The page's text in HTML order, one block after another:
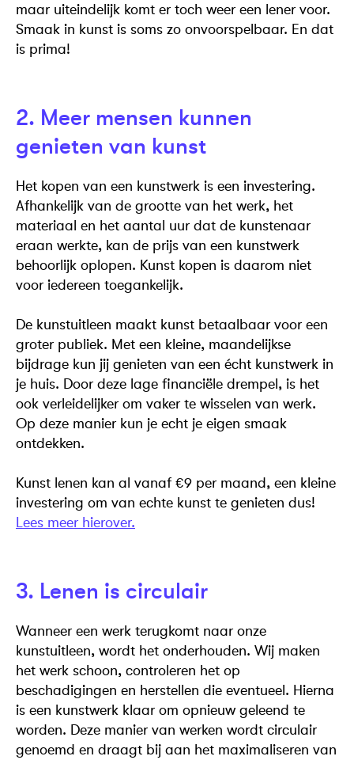
maar uiteindelijk komt er toch weer een lener voor.
Smaak in kunst is soms zo onvoorspelbaar. En dat
is prima!
2. Meer mensen kunnen
genieten van kunst
Het kopen van een kunstwerk is een investering.
Afhankelijk van de grootte van het werk, het
materiaal en het aantal uur dat de kunstenaar
eraan werkte, kan de prijs van een kunstwerk
behoorlijk oplopen. Kunst kopen is daarom niet
voor iedereen toegankelijk.
De kunstuitleen maakt kunst betaalbaar voor een
groter publiek. Met een kleine, maandelijkse
bijdrage kun jij genieten van een écht kunstwerk in
je huis. Door deze lage financiële drempel, is het
ook verleidelijker om vaker te wisselen van werk.
Op deze manier kun je echt je eigen smaak
ontdekken.
Kunst lenen kan al vanaf €9 per maand, een kleine
investering om van echte kunst te genieten dus!
Lees meer hierover.
3. Lenen is circulair
Wanneer een werk terugkomt naar onze
kunstuitleen, wordt het onderhouden. Wij maken
het werk schoon, controleren het op
beschadigingen en herstellen die eventueel. Hierna
is een kunstwerk klaar om opnieuw geleend te
worden. Deze manier van werken wordt circulair
genoemd en draagt bij aan het maximaliseren van